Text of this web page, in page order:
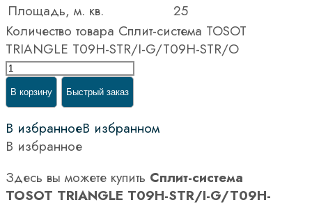
Площадь, м. кв.
25
Количество товара Сплит-система TOSOT
TRIANGLE T09H-STR/I-G/T09H-STR/O
В корзину Быстрый заказ
В избранноеВ избранном
В избранное
Здесь вы можете купить Сплит-система
TOSOT TRIANGLE T09H-STR/I-G/T09H-